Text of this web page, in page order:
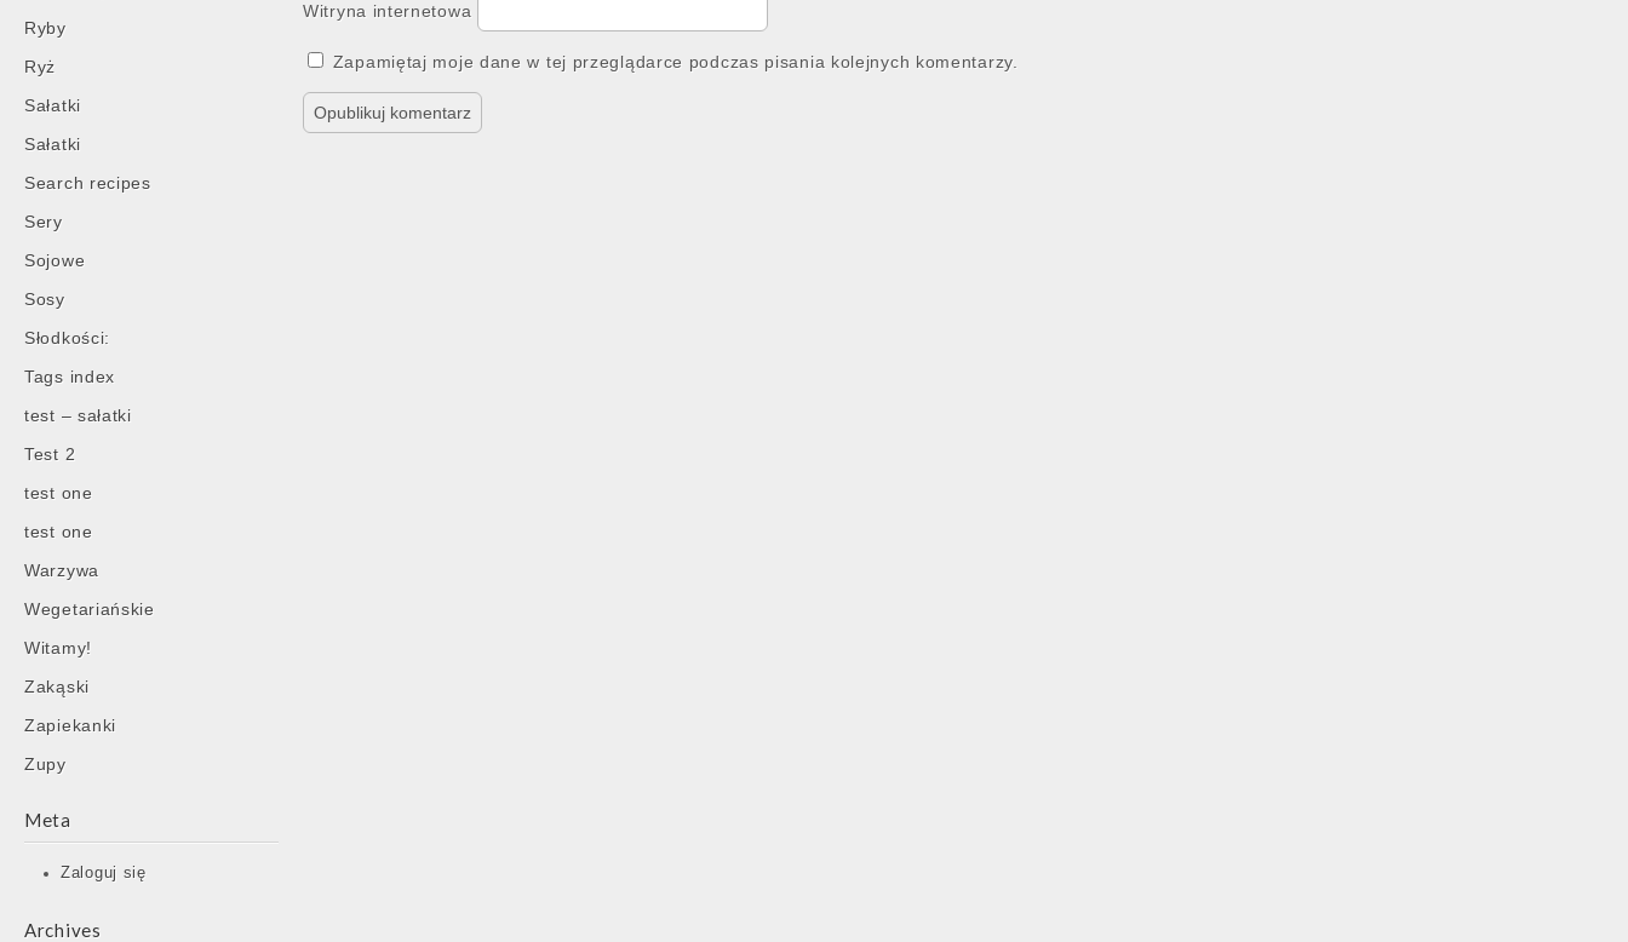
Ryby
Ryż
Sałatki
Sałatki
Search recipes
Sery
Sojowe
Sosy
Słodkości:
Tags index
test – sałatki
Test 2
test one
test one
Warzywa
Wegetariańskie
Witamy!
Zakąski
Zapiekanki
Zupy
Meta
Zaloguj się
Archives
Witryna internetowa
Zapamiętaj moje dane w tej przeglądarce podczas pisania kolejnych komentarzy.